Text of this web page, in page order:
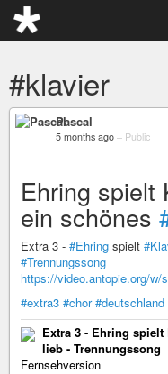
#klavier
Pascal
5 months ago – Public
Ehring spielt
ein schönes
Extra 3 - #Ehring spielt
#Trennungssong
https://video.antopie.org/w/
#extra3 #chor #deutschland
Extra 3 - Ehring
lieb - Trennungssong
Fernsehversion